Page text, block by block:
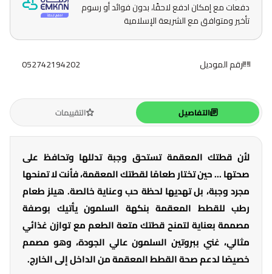
دفعات مع إمكان ادفع لاحقًا، بدون فوائد أو رسوم
تأخير ومتوافق مع الشريعة الإسلامية
رقم الموديل 052742194202
التفاصيل التقييمات
لأن قطتك المعقمة تستحق وجبة تدللها وتحافظ على
صحتها ... حين تختار طعامًا لقطتك المعقمة، فأنت لا تمنحها
مجرد وجبة، بل تهديها لحظة حب وعناية خالصة. هيلز طعام
رطب للقطط المعقمة بنكهة السلمون يأتيك بوصفة
مصممة بعناية لتمنح قطتك متعة الطعم مع توازن غذائي
مثالي، غني ببروتين السلمون عالي الجودة، وهو مصمم
خصيصًا لدعم صحة القطط المعقمة من الداخل إلى الخارج.